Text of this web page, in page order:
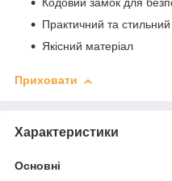
Кодовий замок для
Практичний та
Якісний матеріал
Приховати
Характеристики
Основні